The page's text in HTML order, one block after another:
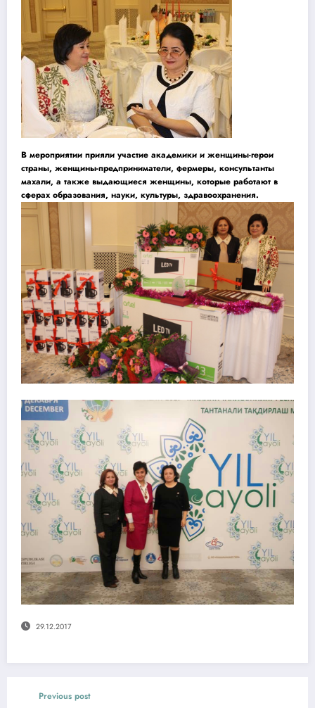
В мероприятии прияли участие академики и женщины-герои
страны, женщины-предприниматели, фермеры, консультанты
махали, а также выдающиеся женщины, которые работают в
сферах образования, науки, культуры, здравоохранения.
29.12.2017
Previous post